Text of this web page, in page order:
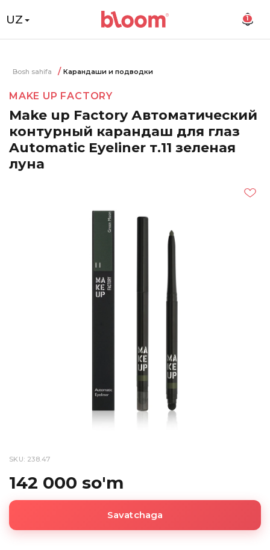
UZ 1
Bosh sahifa Карандаши и подводки
MAKE UP FACTORY
Make up Factory Автоматический
контурный карандаш для глаз
Automatic Eyeliner т.11 зеленая
луна
SKU: 238.47
142 000 so'm
Savatchaga